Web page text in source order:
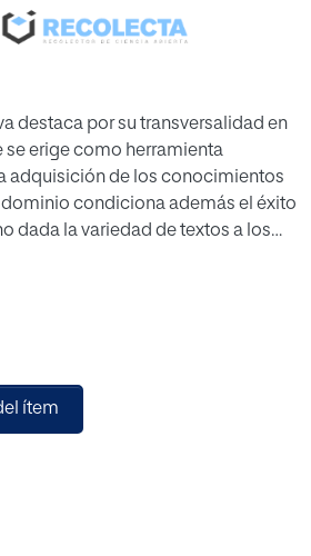
destaca por su transversalidad en
se erige como herramienta
adquisición de los conocimientos
dominio condiciona además el éxito
dada la variedad de textos a los
de que nuestros alumnos
técnicas de comprensión lectora.
propuestas pedagógicas pero
descubren las posibilidades de
tanto a nivel de receptor como a
ítem